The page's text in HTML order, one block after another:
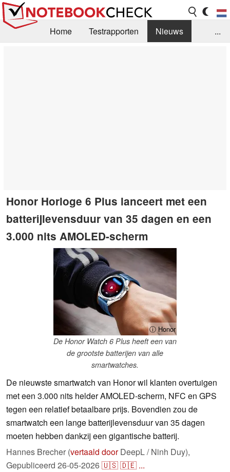
Home Testrapporten
Nieuws
...
Honor Horloge 6 Plus lanceert met een
batterijlevensduur van 35 dagen en een
3.000 nits AMOLED-scherm
ⓘ Honor
De Honor Watch 6 Plus heeft een van
de grootste batterijen van alle
smartwatches.
De nieuwste smartwatch van Honor wil klanten overtuigen
met een 3.000 nits helder AMOLED-scherm, NFC en GPS
tegen een relatief betaalbare prijs. Bovendien zou de
smartwatch een lange batterijlevensduur van 35 dagen
moeten hebben dankzij een gigantische batterij.
Hannes Brecher (vertaald doorDeepL / Ninh Duy),
Gepubliceerd 26-05-2026🇺🇸🇩🇪 ...